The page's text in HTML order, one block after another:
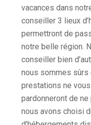
vacances dans
conseiller 3 lieux
permettront de
notre belle région.
conseiller bien
nous sommes sûrs
prestations ne
pardonneront de
nous avons choisi